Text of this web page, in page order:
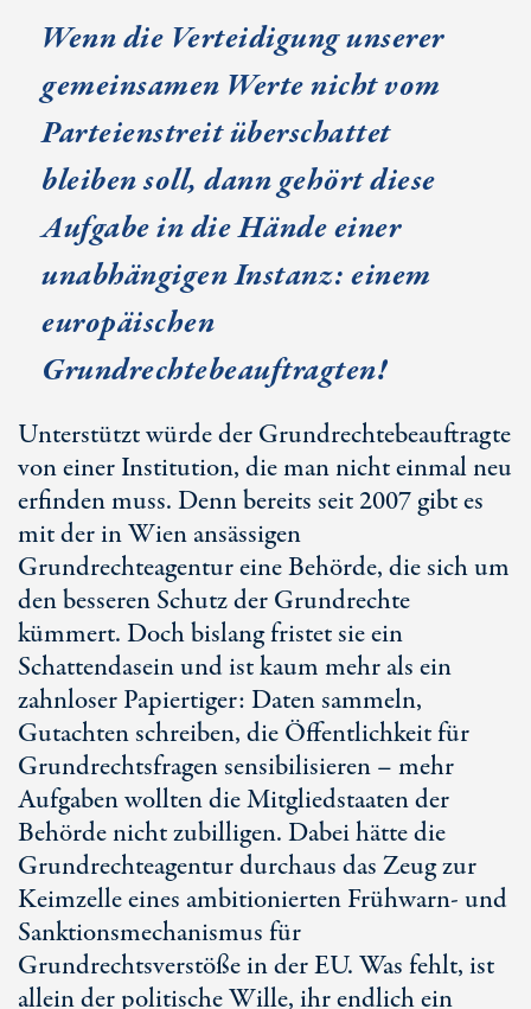
Wenn die Verteidigung unserer
gemeinsamen Werte nicht vom
Parteienstreit überschattet
bleiben soll, dann gehört diese
Aufgabe in die Hände einer
unabhängigen Instanz: einem
europäischen
Grundrechtebeauftragten!
Unterstützt würde der Grundrechtebeauftragte
von einer Institution, die man nicht einmal neu
erfinden muss. Denn bereits seit 2007 gibt es
mit der in Wien ansässigen
Grundrechteagentur eine Behörde, die sich um
den besseren Schutz der Grundrechte
kümmert. Doch bislang fristet sie ein
Schattendasein und ist kaum mehr als ein
zahnloser Papiertiger: Daten sammeln,
Gutachten schreiben, die Öffentlichkeit für
Grundrechtsfragen sensibilisieren – mehr
Aufgaben wollten die Mitgliedstaaten der
Behörde nicht zubilligen. Dabei hätte die
Grundrechteagentur durchaus das Zeug zur
Keimzelle eines ambitionierten Frühwarn- und
Sanktionsmechanismus für
Grundrechtsverstöße in der EU. Was fehlt, ist
allein der politische Wille, ihr endlich ein